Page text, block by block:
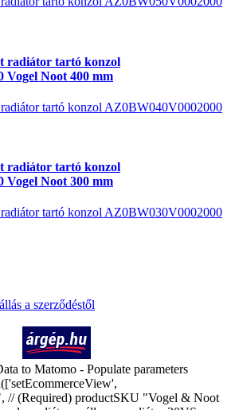
radiátor tartó konzol
Vogel Noot 400 mm
tartó konzol AZ0BW040V0002000
radiátor tartó konzol
Vogel Noot 300 mm
tartó konzol AZ0BW030V0002000
a szerződéstől
to Matomo - Populate parameters
// (Required) productSKU "Vogel & Noot